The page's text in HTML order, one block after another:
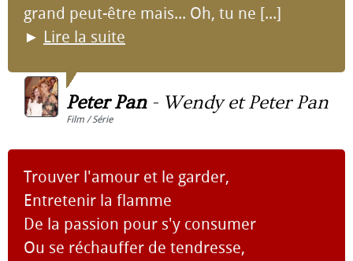
grand peut-être mais... Oh, tu ne [...]
► Lire la suite
Peter Pan- Wendy et Peter Pan
Film / Série
Trouver l'amour et le garder,
Entretenir la flamme
De la passion pour s'y consumer
Ou se réchauffer de tendresse,